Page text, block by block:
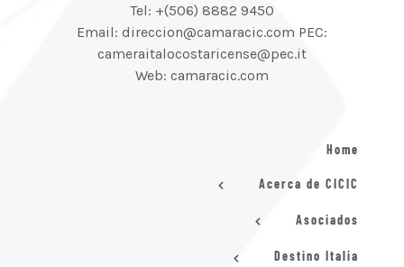
Tel: +(506) 8882 9450
Email: direccion@camaracic.com PEC:
cameraitalocostaricense@pec.it
Web: camaracic.com
Home
Acerca de CICIC
Asociados
Destino Italia